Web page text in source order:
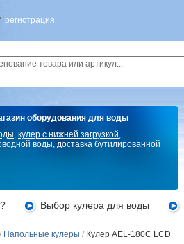
регистрация
оборудования для воды
, кулер с нижней загрузкой,
воды, доставка бутилированной
Выбор кулера для воды
/ Напольные кулеры / Кулер AEL-180C LCD